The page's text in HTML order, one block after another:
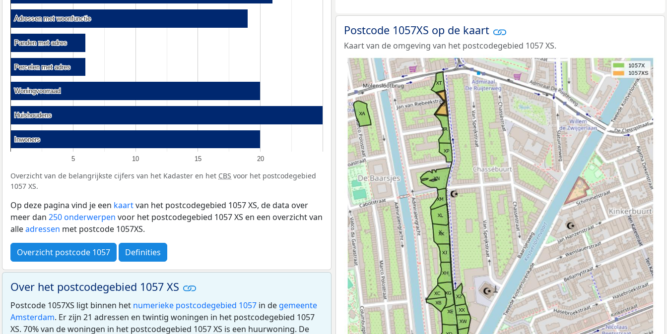
5 10 15 20
Adressen met woonfunctie
Adressen met woonfunctie
Panden met adres
Panden met adres
Percelen met adres
Percelen met adres
Woningvoorraad
Woningvoorraad
Huishoudens
Huishoudens
Inwoners
Inwoners
Overzicht van de belangrijkste cijfers van het Kadaster en het CBS voor het postcodegebied
1057 XS.
Op deze pagina vind je een kaartvan het postcodegebied 1057 XS, de data over
meer dan 250 onderwerpen voor het postcodegebied 1057 XS en een overzicht van
alleadressen met postcode 1057XS.
Overzicht postcode 1057 Definities
Over het postcodegebied 1057 XS
Postcode 1057XS ligt binnen het numerieke postcodegebied 1057 in de gemeente
Amsterdam. Er zijn 21 adressen en twintig woningen in het postcodegebied 1057
XS. 70% van de woningen in het postcodegebied 1057 XS is een huurwoning. De
Postcode 1057XS op de kaart
Kaart van de omgeving van het postcodegebied 1057 XS.